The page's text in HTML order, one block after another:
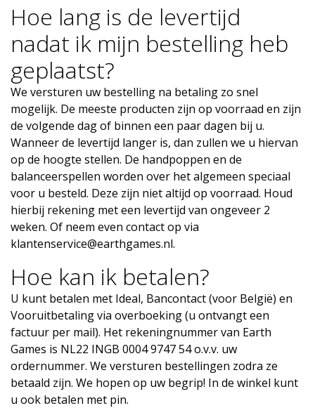
Hoe lang is de levertijd
nadat ik mijn bestelling heb
geplaatst?
We versturen uw bestelling na betaling zo snel
mogelijk. De meeste producten zijn op voorraad en zijn
de volgende dag of binnen een paar dagen bij u.
Wanneer de levertijd langer is, dan zullen we u hiervan
op de hoogte stellen. De handpoppen en de
balanceerspellen worden over het algemeen speciaal
voor u besteld. Deze zijn niet altijd op voorraad. Houd
hierbij rekening met een levertijd van ongeveer 2
weken. Of neem even contact op via
klantenservice@earthgames.nl.
Hoe kan ik betalen?
U kunt betalen met Ideal, Bancontact (voor België) en
Vooruitbetaling via overboeking (u ontvangt een
factuur per mail). Het rekeningnummer van Earth
Games is NL22 INGB 0004 9747 54 o.v.v. uw
ordernummer. We versturen bestellingen zodra ze
betaald zijn. We hopen op uw begrip! In de winkel kunt
u ook betalen met pin.